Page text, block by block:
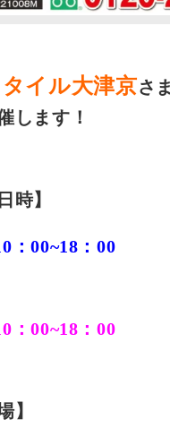
イル大津京さ
します！
時】
00~18：00
00~18：00
】